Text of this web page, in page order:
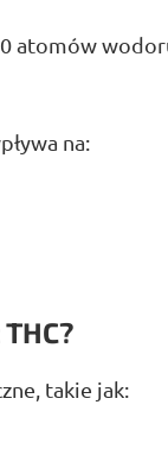
atomów
na:
takie jak: